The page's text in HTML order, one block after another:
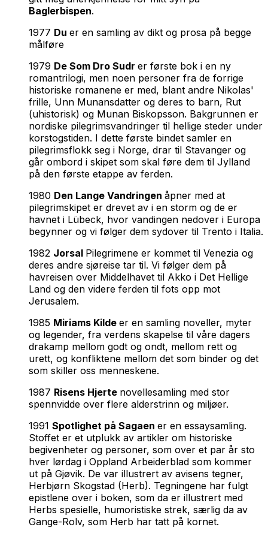
Baglerbispen.
1977 Du er en samling av dikt og prosa på begge
målføre
1979 De Som Dro Sudr er første bok i en ny
romantrilogi, men noen personer fra de forrige
historiske romanene er med, blant andre Nikolas'
frille, Unn Munansdatter og deres to barn, Rut
(uhistorisk) og Munan Biskopsson. Bakgrunnen er
nordiske pilegrimsvandringer til hellige steder under
korstogstiden. I dette første bindet samler en
pilegrimsflokk seg i Norge, drar til Stavanger og
går ombord i skipet som skal føre dem til Jylland
på den første etappe av ferden.
1980 Den Lange Vandringen åpner med at
pilegrimskipet er drevet av i en storm og de er
havnet i Lübeck, hvor vandingen nedover i Europa
begynner og vi følger dem sydover til Trento i Italia.
1982 Jorsal Pilegrimene er kommet til Venezia og
deres andre sjøreise tar til. Vi følger dem på
havreisen over Middelhavet til Akko i Det Hellige
Land og den videre ferden til fots opp mot
Jerusalem.
1985 Miriams Kilde er en samling noveller, myter
og legender, fra verdens skapelse til våre dagers
drakamp mellom godt og ondt, mellom rett og
urett, og konfliktene mellom det som binder og det
som skiller oss menneskene.
1987 Risens Hjerte novellesamling med stor
spennvidde over flere alderstrinn og miljøer.
1991 Spotlighet på Sagaen er en essaysamling.
Stoffet er et utplukk av artikler om historiske
begivenheter og personer, som over et par år sto
hver lørdag i Oppland Arbeiderblad som kommer
ut på Gjøvik. De var illustrert av avisens tegner,
Herbjørn Skogstad (Herb). Tegningene har fulgt
epistlene over i boken, som da er illustrert med
Herbs spesielle, humoristiske strek, særlig da av
Gange-Rolv, som Herb har tatt på kornet.